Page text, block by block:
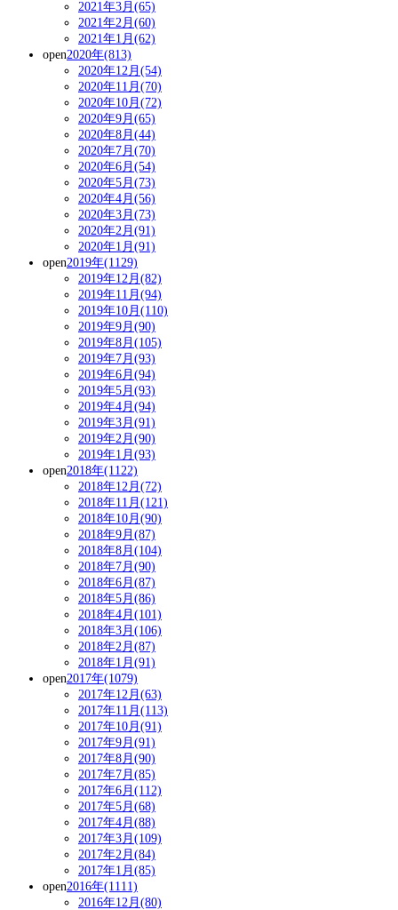
2021年3月(65)
2021年2月(60)
2021年1月(62)
open2020年(813)
2020年12月(54)
2020年11月(70)
2020年10月(72)
2020年9月(65)
2020年8月(44)
2020年7月(70)
2020年6月(54)
2020年5月(73)
2020年4月(56)
2020年3月(73)
2020年2月(91)
2020年1月(91)
open2019年(1129)
2019年12月(82)
2019年11月(94)
2019年10月(110)
2019年9月(90)
2019年8月(105)
2019年7月(93)
2019年6月(94)
2019年5月(93)
2019年4月(94)
2019年3月(91)
2019年2月(90)
2019年1月(93)
open2018年(1122)
2018年12月(72)
2018年11月(121)
2018年10月(90)
2018年9月(87)
2018年8月(104)
2018年7月(90)
2018年6月(87)
2018年5月(86)
2018年4月(101)
2018年3月(106)
2018年2月(87)
2018年1月(91)
open2017年(1079)
2017年12月(63)
2017年11月(113)
2017年10月(91)
2017年9月(91)
2017年8月(90)
2017年7月(85)
2017年6月(112)
2017年5月(68)
2017年4月(88)
2017年3月(109)
2017年2月(84)
2017年1月(85)
open2016年(1111)
2016年12月(80)